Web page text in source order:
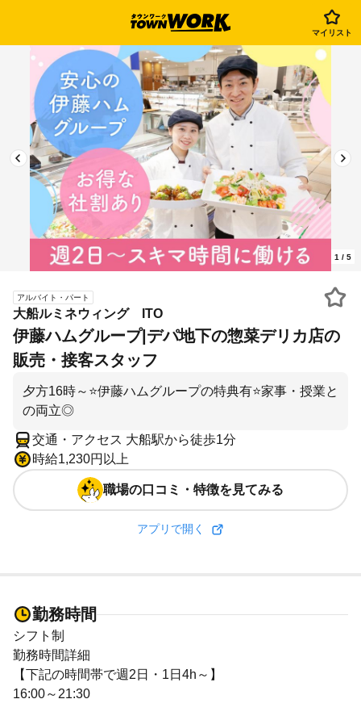
マイリスト
1 / 5
アルバイト・パート
大船ルミネウィング ITO
伊藤ハムグループ|デパ地下の惣菜デリカ店の
販売・接客スタッフ
夕方16時～⭐伊藤ハムグループの特典有⭐家事・授業と
の両立◎
交通・アクセス 大船駅から徒歩1分
時給1,230円以上
職場の口コミ・特徴を見てみる
アプリで開く
勤務時間
シフト制
勤務時間詳細
【下記の時間帯で週2日・1日4h～】
16:00～21:30